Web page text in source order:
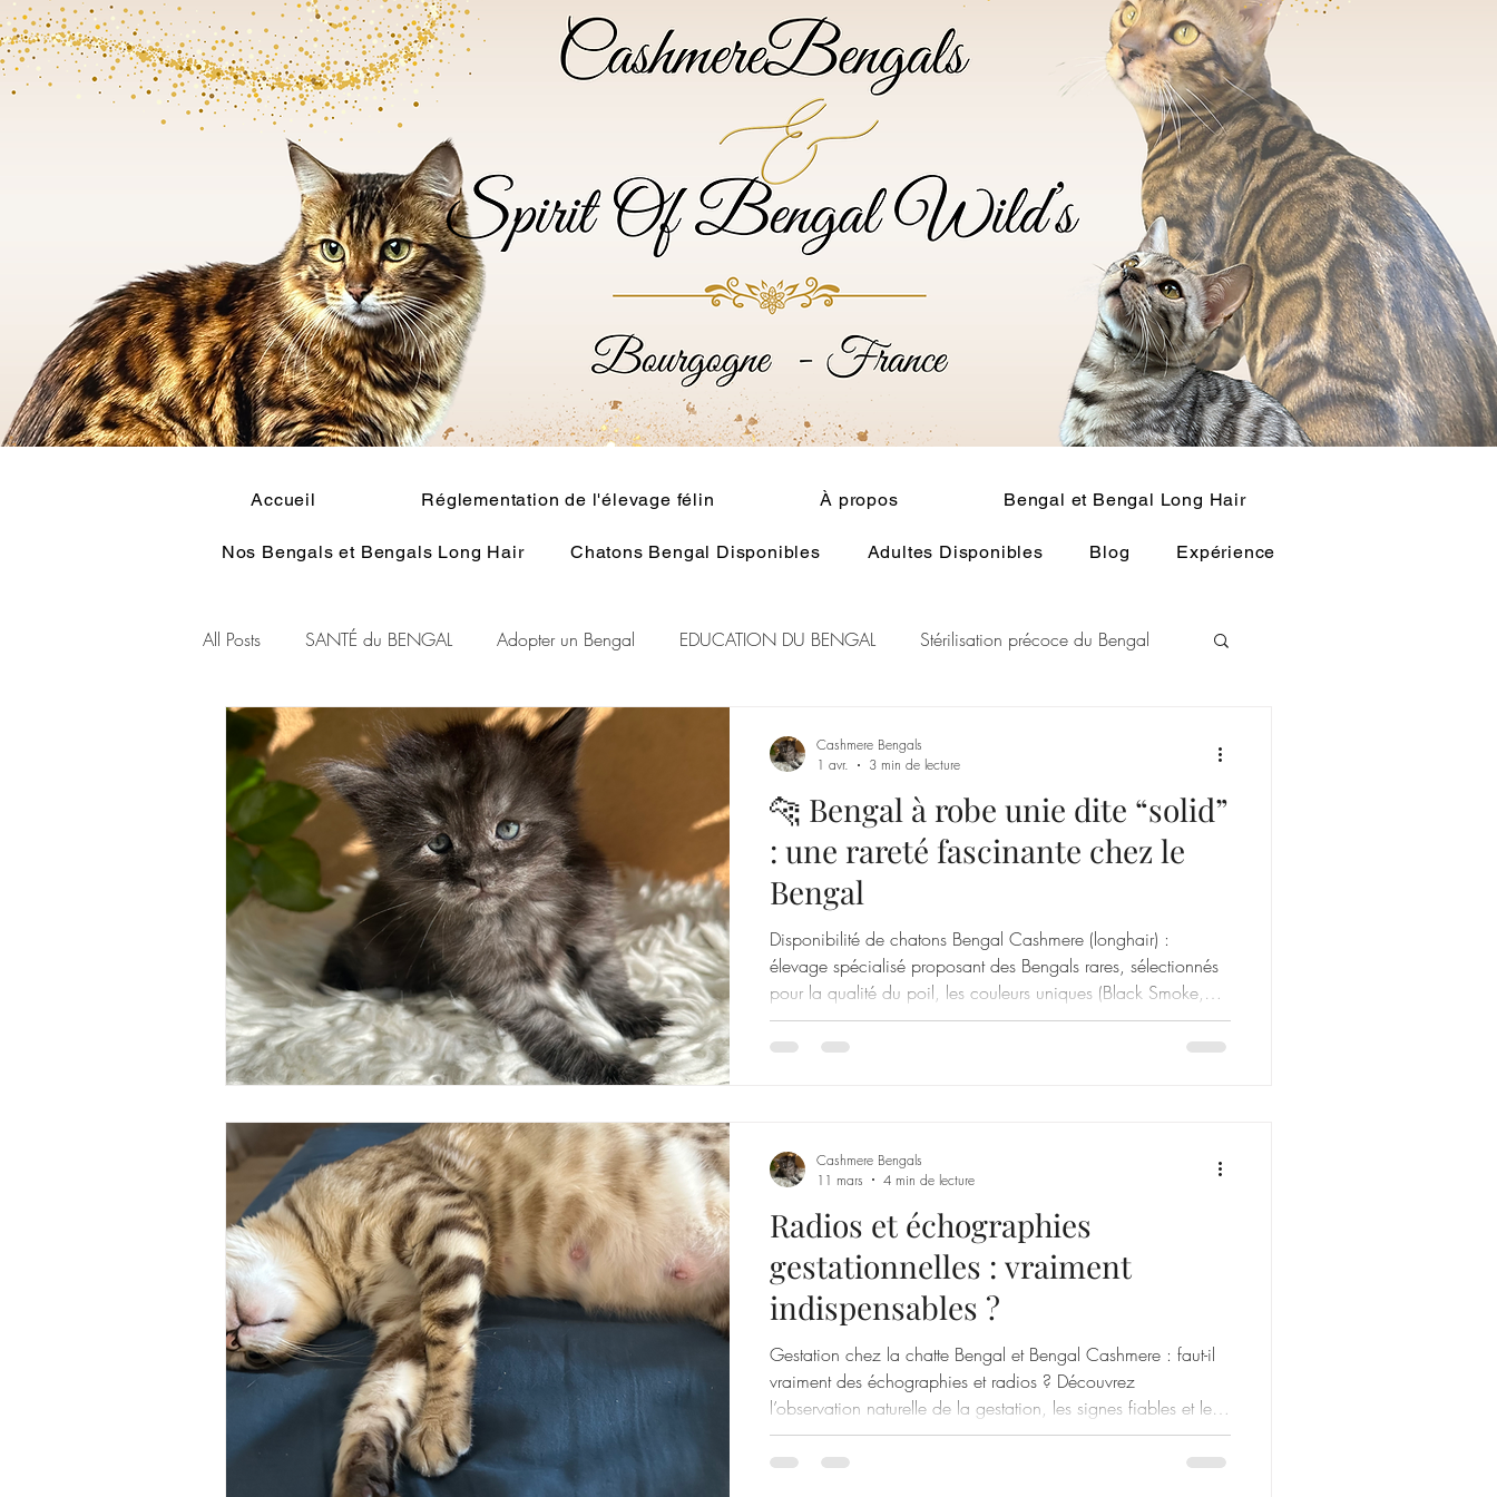
Accueil Réglementation de l'élevage félin À propos Bengal et Bengal Long Hair
Nos Bengals et Bengals Long Hair Chatons Bengal Disponibles Adultes Disponibles Blog Expérience
All Posts SANTÉ du BENGAL Adopter un Bengal EDUCATION DU BENGAL Stérilisation précoce du Bengal
Alimentation du BENGAL Pelage du Bengal
Standart du BENGAL Couleur Rare Bengal Chat et spiritualité Généralité ELEVAGE du BENGAL
Ethologie du Bengal HISTOIRE DU CHAT GENE POIL LONG BENGAL
🐆 Bengal à robe unie dite “solid”
: une rareté fascinante chez le
Bengal
Disponibilité de chatons Bengal Cashmere (longhair) :
élevage spécialisé proposant des Bengals rares, sélectionnés
pour la qualité du poil, les couleurs uniques (Black Smoke,
Blue, Silver) et un excellent tempérament.
Cashmere Bengals
1 avr.
3 min de lecture
Radios et échographies
gestationnelles : vraiment
indispensables ?
Gestation chez la chatte Bengal et Bengal Cashmere : faut-il
vraiment des échographies et radios ? Découvrez
l’observation naturelle de la gestation, les signes fiables et les
réalités de l’élevage félin responsable.
Cashmere Bengals
11 mars
4 min de lecture